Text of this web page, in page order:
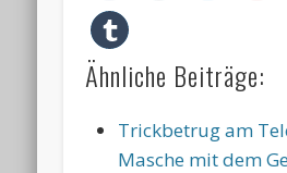
Ähnliche Beiträge:
Trickbetrug am
Masche mit dem